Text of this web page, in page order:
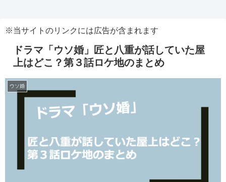
※当サイトのリンクには広告が含まれます
ドラマ「ウソ婚」匠と八重が話していた屋
上はどこ？第３話ロケ地のまとめ
ウソ婚